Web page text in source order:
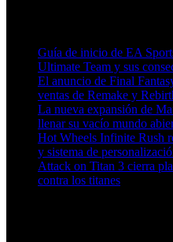
Guía de inicio de EA
Ultimate Team y sus
El anuncio de Final
ventas de Remake y
La nueva expansión de
llenar su vacío mundo
Hot Wheels Infinite Rush
y sistema de
Attack on Titan 3 cierra
contra los titanes